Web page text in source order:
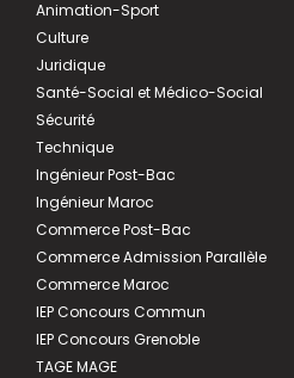
Animation-Sport
Culture
Juridique
Santé-Social et Médico-Social
Sécurité
Technique
Ingénieur Post-Bac
Ingénieur Maroc
Commerce Post-Bac
Commerce Admission Parallèle
Commerce Maroc
IEP Concours Commun
IEP Concours Grenoble
TAGE MAGE